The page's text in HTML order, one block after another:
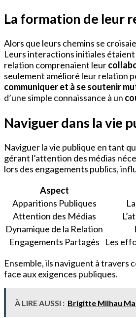
La formation de leur
Alors que leurs chemins se
Leurs interactions initiales étaient
relation comprenaient leur
seulement amélioré leur relation
communiquer et à se soutenir
d’une simple connaissance à un
Naviguer dans la vie
Naviguer la vie publique en tant
gérant l’attention des médias
lors des engagements publics,
Aspect
Apparitions Publiques
Attention des Médias
Dynamique de la Relation
Engagements Partagés
Les
Ensemble, ils naviguent à travers
face aux exigences publiques.
À LIRE AUSSI : Brigitte Milhau